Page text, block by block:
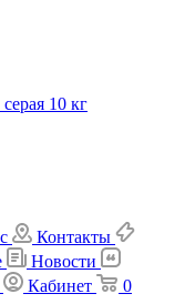
10 кг
Контакты
Новости
Кабинет
0